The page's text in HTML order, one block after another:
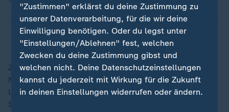
Zum Start der WM-Vorbereitung ist
Nationalmannschaftskapitän Joshua Kimmich guter
Laune. Der Bayern-Star verspürt einen gewissen
Stimmungsumschwung im deutschen Team. Welche
"Zustimmen" erklärst du deine Zustimmung zu
unserer Datenverarbeitung, für die wir deine
Einwilligung benötigen. Oder du legst unter
"Einstellungen/Ablehnen" fest, welchen
Zwecken du deine Zustimmung gibst und
welchen nicht. Deine Datenschutzeinstellungen
kannst du jederzeit mit Wirkung für die Zukunft
in deinen Einstellungen widerrufen oder ändern.